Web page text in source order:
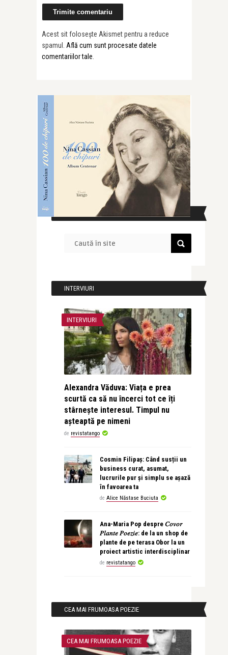
Acest sit folosește Akismet pentru a reduce
spamul. Află cum sunt procesate datele
comentariilor tale
CAUTĂ ÎN SITE
INTERVIURI
INTERVIURI
Alexandra Văduva: Viața e prea
scurtă ca să nu încerci tot ce îți
stârnește interesul. Timpul nu
așteaptă pe nimeni
de revistatango
Cosmin Filipaș: Când susții un
business curat, asumat,
lucrurile pur și simplu se așază
în favoarea ta
de Alice Năstase Buciuta
Ana-Maria Pop despre 𝐶𝑜𝑣𝑜𝑟
𝑃𝑙𝑎𝑛𝑡𝑒 𝑃𝑜𝑒𝑧𝑖𝑒: de la un shop de
plante de pe terasa Obor la un
proiect artistic interdisciplinar
de revistatango
CEA MAI FRUMOASA POEZIE
CEA MAI FRUMOASA POEZIE